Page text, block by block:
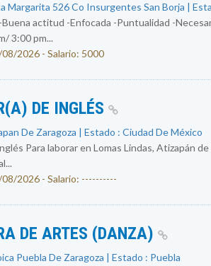
Margarita 526 Co Insurgentes San Borja |
actitud -Enfocada -Puntualidad -
3:00 pm...
2026 - Salario: 5000
DE INGLÉS
De Zaragoza | Estado : Ciudad De México
Para laborar en Lomas Lindas, Atizapán
2026 - Salario: ----------
DE ARTES (DANZA)
Puebla De Zaragoza | Estado : Puebla